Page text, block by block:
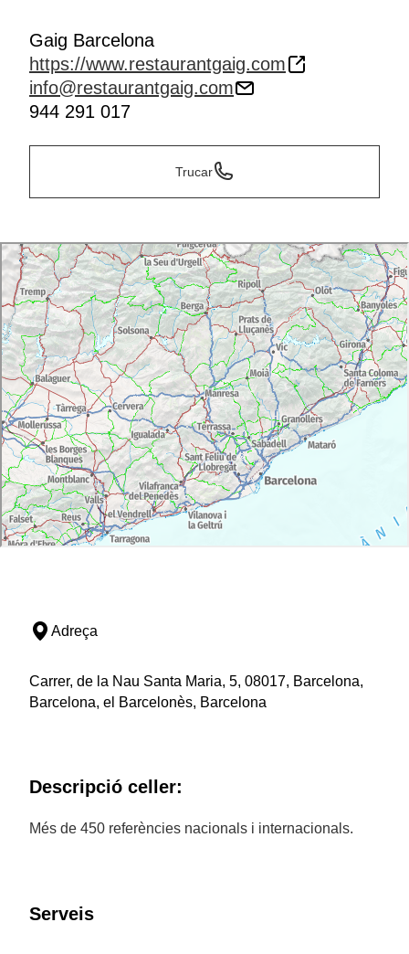
Gaig Barcelona
https://www.restaurantgaig.com
info@restaurantgaig.com
944 291 017
Trucar
Adreça
Carrer, de la Nau Santa Maria, 5, 08017, Barcelona,
Barcelona, el Barcelonès, Barcelona
Descripció celler:
Més de 450 referències nacionals i internacionals.
Serveis